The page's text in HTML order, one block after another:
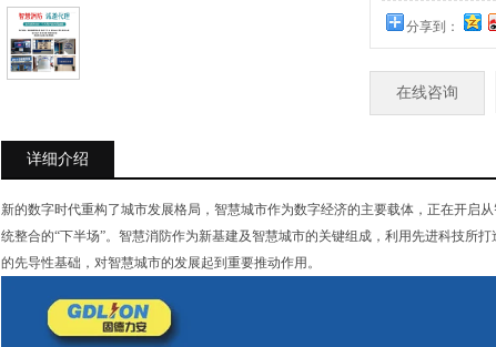
分享到：
在线咨询
详细介绍
新的数字时代重构了城市发展格局，智慧城市作为数字经济的主要载体，正在开启
统整合的“下半场”。智慧消防作为新基建及智慧城市的关键组成，利用先进科技所
的先导性基础，对智慧城市的发展起到重要推动作用。